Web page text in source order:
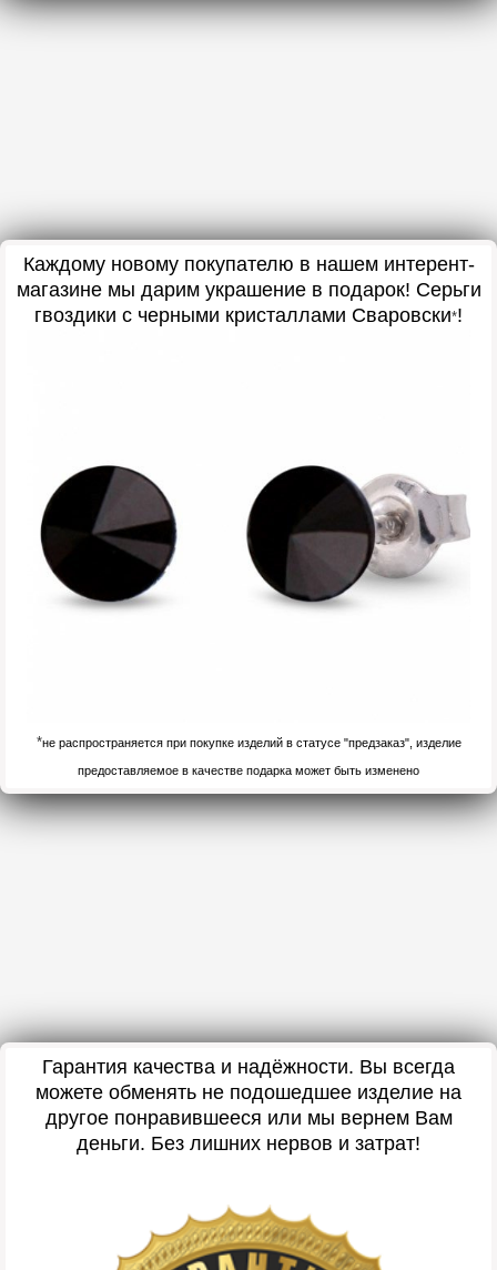
Каждому новому покупателю в нашем интерент-
магазине мы дарим украшение в подарок! Серьги
гвоздики с черными кристаллами Сваровски*!
*не распространяется при покупке изделий в статусе "предзаказ", изделие
предоставляемое в качестве подарка может быть изменено
Гарантия качества и надёжности. Вы всегда
можете обменять не подошедшее изделие на
другое понравившееся или мы вернем Вам
деньги. Без лишних нервов и затрат!